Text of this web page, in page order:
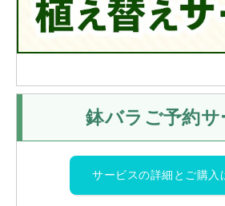
鉢バラご予約サ
サービスの詳細とご購入